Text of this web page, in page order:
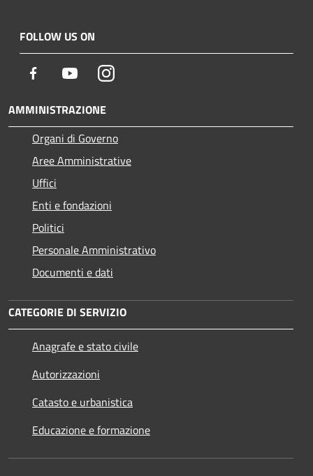
FOLLOW US ON
Facebook YoutubeInstagram
AMMINISTRAZIONE
Organi di Governo
Aree Amministrative
Uffici
Enti e fondazioni
Politici
Personale Amministrativo
Documenti e dati
CATEGORIE DI SERVIZIO
Anagrafe e stato civile
Autorizzazioni
Catasto e urbanistica
Educazione e formazione